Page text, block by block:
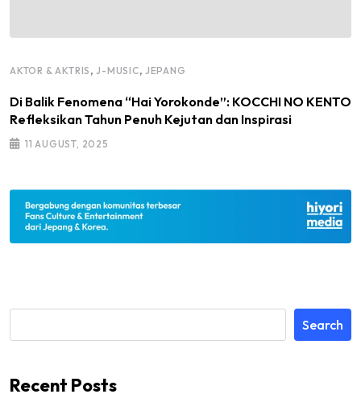
AKTOR & AKTRIS ,J-MUSIC, JEPANG
Di Balik Fenomena “Hai Yorokonde”: KOCCHI NO KENTO
Refleksikan Tahun Penuh Kejutan dan Inspirasi
11 AUGUST, 2025
Search
Recent Posts